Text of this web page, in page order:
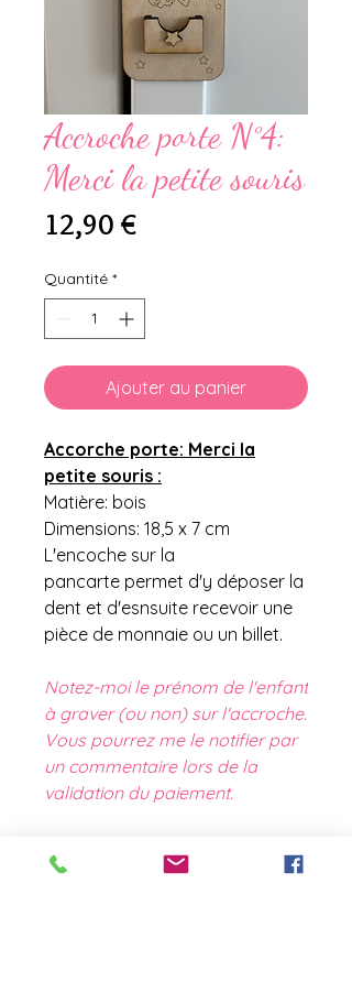
Accroche porte N°4:
Merci la petite souris
12,90 €Prix
Quantité *
Ajouter au panier
Accorche porte: Merci la
petite souris :
Matière: bois
Dimensions: 18,5 x 7 cm
L'encoche sur la
pancarte permet d'y déposer la
dent et d'esnsuite recevoir une
pièce de monnaie ou un billet.
Notez-moi le prénom de l'enfant
à graver (ou non) sur l'accroche.
Vous pourrez me le notifier par
un commentaire lors de la
validation du paiement.